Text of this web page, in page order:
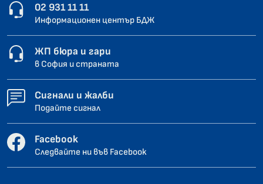
02 931 11 11
Информационен център БДЖ
ЖП бюра и гари
в София и страната
Сигнали и жалби
Подайте сигнал
Facebook
Следвайте ни във Facebook